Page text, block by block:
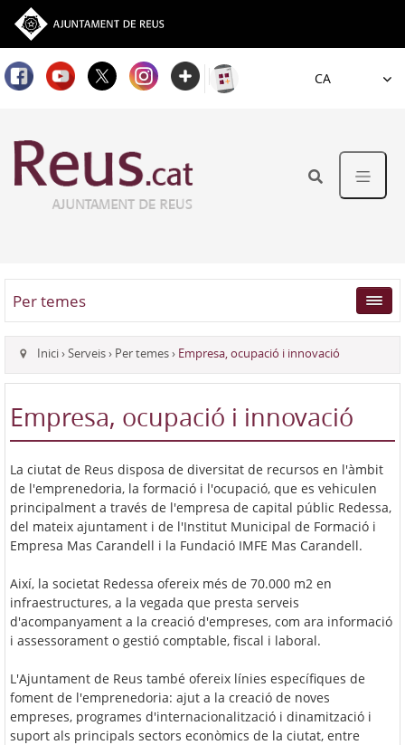
Idioma
Per temes
Inici›Serveis› Per temes› Empresa, ocupació i innovació
Empresa, ocupació i innovació
La ciutat de Reus disposa de diversitat de recursos en l'àmbit
de l'emprenedoria, la formació i l'ocupació, que es vehiculen
principalment a través de l'empresa de capital públic Redessa,
del mateix ajuntament i de l'Institut Municipal de Formació i
Empresa Mas Carandell i la Fundació IMFE Mas Carandell.
Així, la societat Redessa ofereix més de 70.000 m2 en
infraestructures, a la vegada que presta serveis
d'acompanyament a la creació d'empreses, com ara informació
i assessorament o gestió comptable, fiscal i laboral.
L'Ajuntament de Reus també ofereix línies específiques de
foment de l'emprenedoria: ajut a la creació de noves
empreses, programes d'internacionalització i dinamització i
suport als principals sectors econòmics de la ciutat, entre